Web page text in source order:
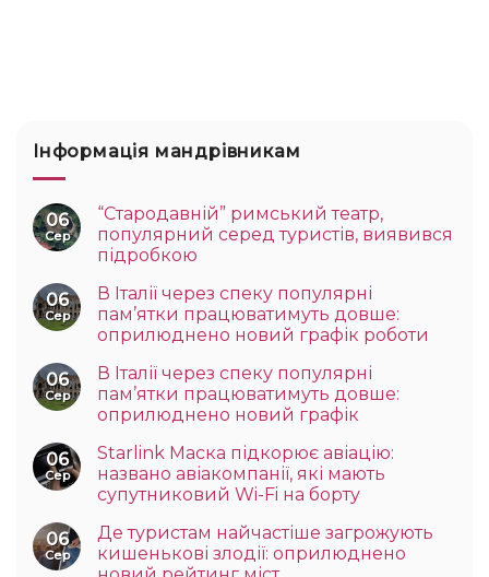
Інформація мандрівникам
06
Сер
“Стародавній” римський театр,
популярний серед туристів, виявився
підробкою
06
Сер
В Італії через спеку популярні
пам’ятки працюватимуть довше:
оприлюднено новий графік роботи
06
Сер
В Італії через спеку популярні
пам’ятки працюватимуть довше:
оприлюднено новий графік
06
Сер
Starlink Маска підкорює авіацію:
названо авіакомпанії, які мають
супутниковий Wi-Fi на борту
06
Сер
Де туристам найчастіше загрожують
кишенькові злодії: оприлюднено